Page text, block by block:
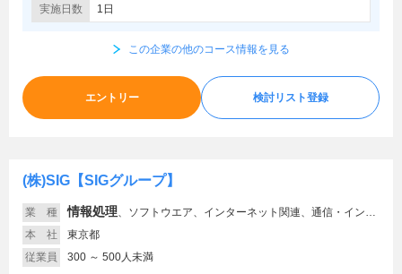
実施日数 1日
この企業の他のコース情報を見る
エントリー 検討リスト登録
(株)SIG【SIGグループ】
業 種 情報処理、 ソフトウエア、インターネット関連、通信・インフラ、セキュリティ
本 社
東京都
従業員
300 ～ 500人未満